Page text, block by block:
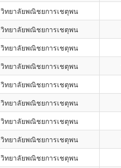
วิทยาลัยพณิชยการเชตุพน
วิทยาลัยพณิชยการเชตุพน
วิทยาลัยพณิชยการเชตุพน
วิทยาลัยพณิชยการเชตุพน
วิทยาลัยพณิชยการเชตุพน
วิทยาลัยพณิชยการเชตุพน
วิทยาลัยพณิชยการเชตุพน
วิทยาลัยพณิชยการเชตุพน
วิทยาลัยพณิชยการเชตุพน